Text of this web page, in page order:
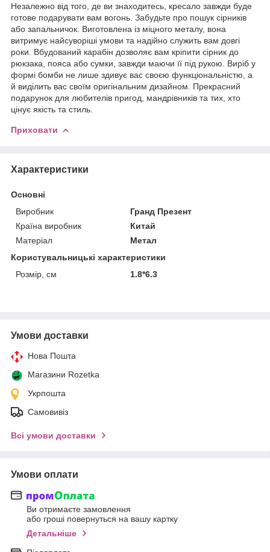
Незалежно від того, де ви знаходитесь, кресало завжди буде
готове подарувати вам вогонь. Забудьте про пошук сірників
або запальничок. Виготовлена із міцного металу, вона
витримує найсуворіші умови та надійно служить вам довгі
роки. Вбудований карабін дозволяє вам кріпити сірник до
рюкзака, пояса або сумки, завжди маючи її під рукою. Виріб у
формі бомби не лише здивує вас своєю функціональністю, а
й виділить вас своїм оригінальним дизайном. Прекрасний
подарунок для любителів пригод, мандрівників та тих, хто
цінує якість та стиль.
Приховати
Характеристики
Основні
Виробник
Гранд Презент
Країна виробник
Китай
Матеріал
Метал
Користувальницькі характеристики
Розмір, см
1.8*6.3
Умови доставки
Нова Пошта
Магазини Rozetka
Укрпошта
Самовивіз
Всі умови доставки
Умови оплати
Ви отримаєте замовлення
або гроші повернуться на вашу картку
Детальніше